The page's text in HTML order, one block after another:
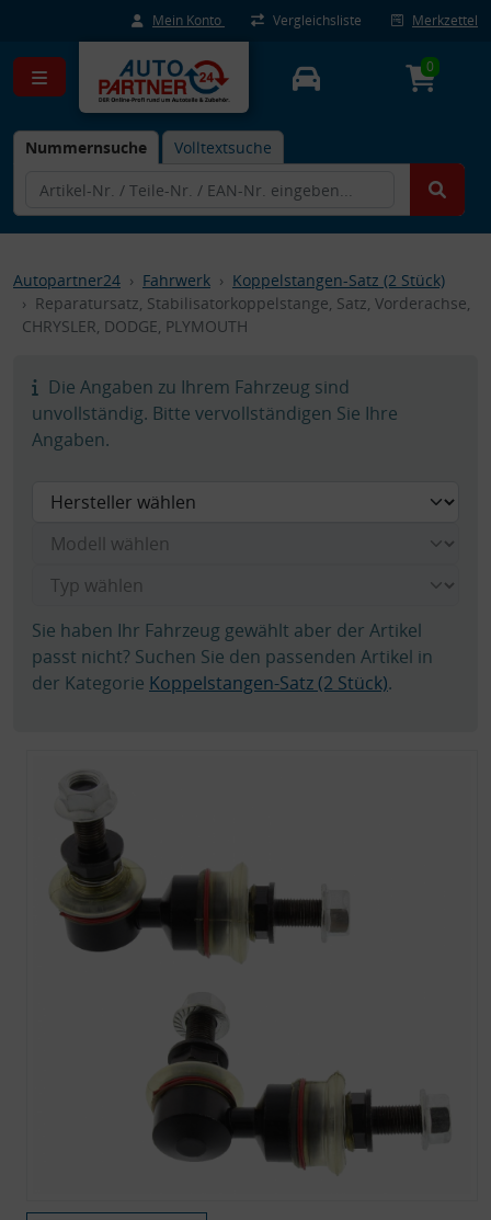
Mein Konto Vergleichsliste Merkzettel
Nummernsuche Volltextsuche
0
Autopartner24 Fahrwerk
Koppelstangen-Satz (2 Stück)
Reparatursatz, Stabilisatorkoppelstange, Satz, Vorderachse,
CHRYSLER, DODGE, PLYMOUTH
Die Angaben zu Ihrem Fahrzeug sind
unvollständig. Bitte vervollständigen Sie Ihre
Angaben.
Sie haben Ihr Fahrzeug gewählt aber der Artikel
passt nicht? Suchen Sie den passenden Artikel in
der Kategorie Koppelstangen-Satz (2 Stück).